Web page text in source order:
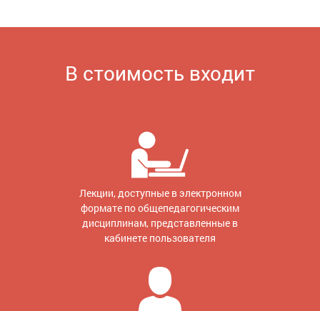
В стоимость входит
Лекции, доступные в электронном
формате по общепедагогическим
дисциплинам, представленные в
кабинете пользователя